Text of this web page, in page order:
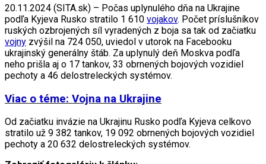
20.11.2024 (SITA.sk) – Počas uplynulého dňa na Ukrajine
podľa Kyjeva Rusko stratilo 1 610 vojakov. Počet príslušníkov
ruských ozbrojených síl vyradených z boja sa tak od začiatku
vojny zvýšil na 724 050, uviedol v utorok na Facebooku
ukrajinský generálny štáb. Za uplynulý deň Moskva podľa
neho prišla aj o 17 tankov, 33 obrnených bojových vozidiel
pechoty a 46 delostreleckých systémov.
Viac o téme: Vojna na Ukrajine
Od začiatku invázie na Ukrajinu Rusko podľa Kyjeva celkovo
stratilo už 9 382 tankov, 19 092 obrnených bojových vozidiel
pechoty a 20 632 delostreleckých systémov.